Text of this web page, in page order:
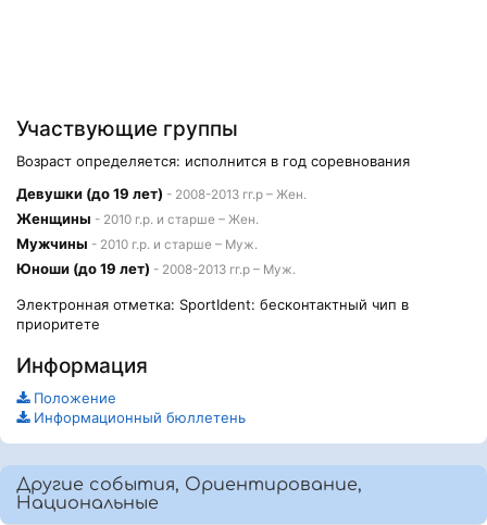
Участвующие группы
Возраст определяется: исполнится в год соревнования
Девушки (до 19 лет) - 2008-2013 гг.р – Жен.
Женщины - 2010 г.р. и старше – Жен.
Мужчины - 2010 г.р. и старше – Муж.
Юноши (до 19 лет) - 2008-2013 гг.р – Муж.
Электронная отметка: SportIdent: бесконтактный чип в
приоритете
Информация
Положение
Информационный бюллетень
Другие события, Ориентирование,
Национальные